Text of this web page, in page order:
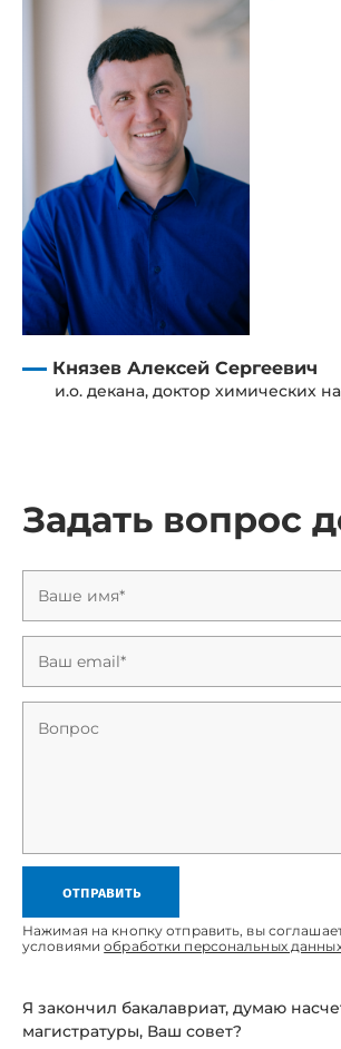
Князев Алексей Сергеевич
и.о. декана, доктор химических
Задать вопрос
отправить
Нажимая на кнопку отправить, вы
условиямиобработки персональных
Я закончил бакалавриат, думаю
магистратуры, Ваш совет?